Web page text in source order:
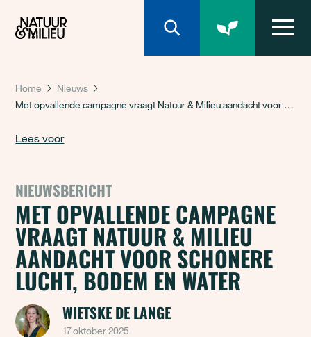
Home
Nieuws
Met opvallende campagne vraagt Natuur & Milieu aandacht voor schonere lucht, bodem en water
Lees voor
NIEUWSBERICHT
MET OPVALLENDE CAMPAGNE
VRAAGT NATUUR & MILIEU
AANDACHT VOOR SCHONERE
LUCHT, BODEM EN WATER
WIETSKE DE LANGE
17 oktober 2025